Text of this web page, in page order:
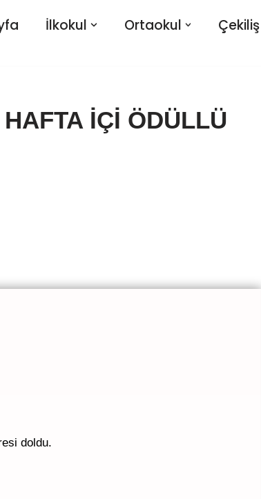
İlkokul Ortaokul Çekiliş
İÇİ ÖDÜLLÜ
doldu.